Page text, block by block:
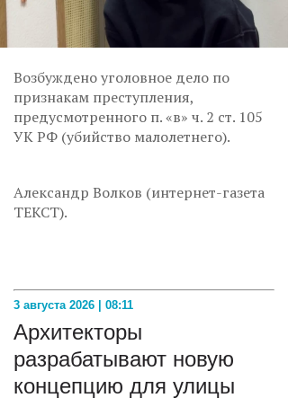
Возбуждено уголовное дело по
признакам преступления,
предусмотренного п. «в» ч. 2 ст. 105
УК РФ (убийство малолетнего).
Александр Волков (интернет-газета
ТЕКСТ).
3 августа 2026 | 08:11
Архитекторы
разрабатывают новую
концепцию для улицы